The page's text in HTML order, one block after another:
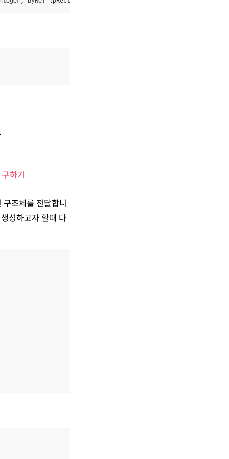
하기
조체를 전달합니
성하고자 할때 다